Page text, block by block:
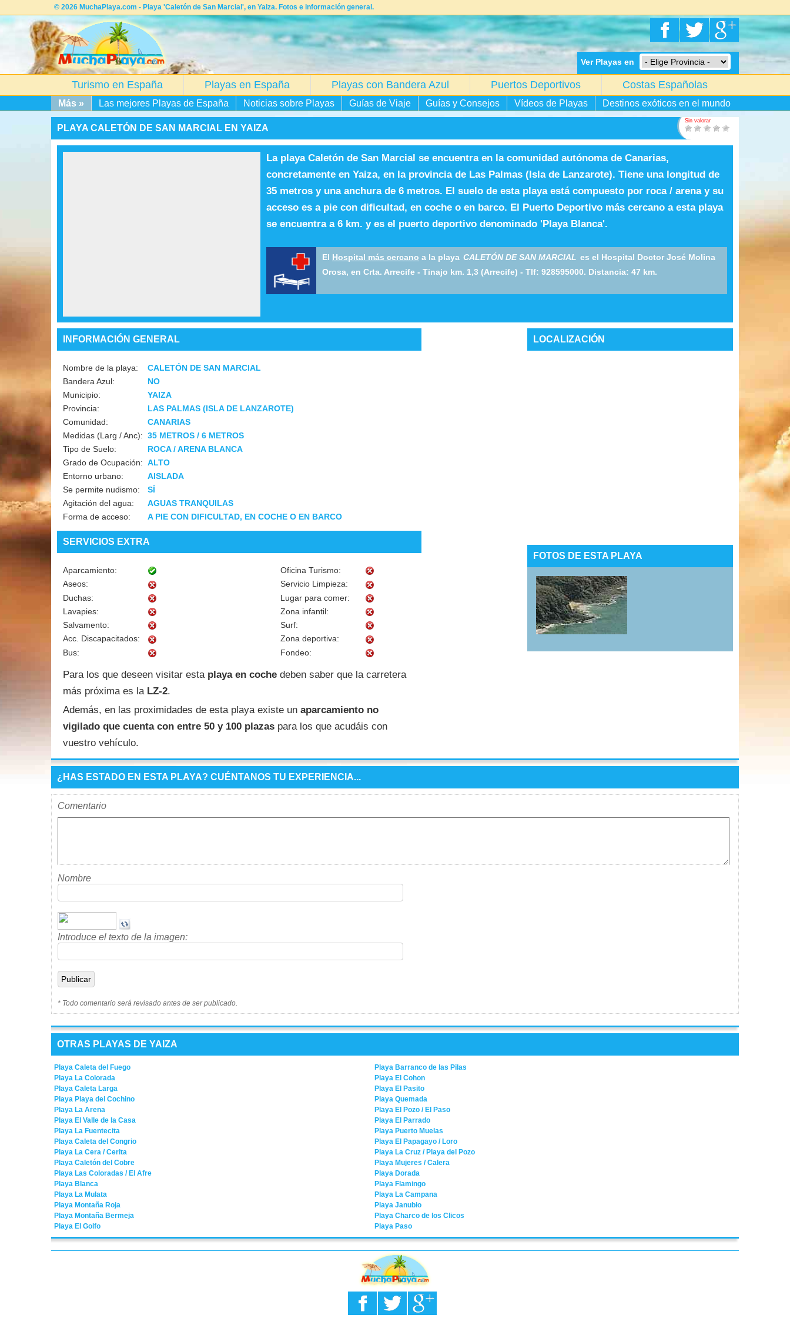
© 2026 MuchaPlaya.com - Playa 'Caletón de San Marcial', en Yaiza. Fotos e información general.
Ver Playas en
Turismo en España Playas en España Playas con Bandera Azul Puertos Deportivos Costas Españolas
Más » Las mejores Playas de España Noticias sobre Playas Guías de Viaje Guías y Consejos Vídeos de Playas Destinos exóticos en el mundo
PLAYA CALETÓN DE SAN MARCIAL EN YAIZA
Sin valorar
La playa Caletón de San Marcial se encuentra en la comunidad autónoma de Canarias,
concretamente en Yaiza, en la provincia de Las Palmas (Isla de Lanzarote). Tiene una longitud de
35 metros y una anchura de 6 metros. El suelo de esta playa está compuesto por roca / arena y su
acceso es a pie con dificultad, en coche o en barco. El Puerto Deportivo más cercano a esta playa
se encuentra a 6 km. y es el puerto deportivo denominado 'Playa Blanca'.
El Hospital más cercano a la playa CALETÓN DE SAN MARCIAL es el Hospital Doctor José Molina
Orosa, en Crta. Arrecife - Tinajo km. 1,3 (Arrecife) - Tlf: 928595000. Distancia: 47 km.
INFORMACIÓN GENERAL
Nombre de la playa:
CALETÓN DE SAN MARCIAL
Bandera Azul:
NO
Municipio:
YAIZA
Provincia:
LAS PALMAS (ISLA DE LANZAROTE)
Comunidad:
CANARIAS
Medidas (Larg / Anc): 35 METROS / 6 METROS
Tipo de Suelo:
ROCA / ARENA BLANCA
Grado de Ocupación: ALTO
Entorno urbano:
AISLADA
Se permite nudismo:
SÍ
Agitación del agua:
AGUAS TRANQUILAS
Forma de acceso:
A PIE CON DIFICULTAD, EN COCHE O EN BARCO
SERVICIOS EXTRA
Aparcamiento:
Aseos:
Duchas:
Lavapies:
Salvamento:
Acc. Discapacitados:
Bus:
Oficina Turismo:
Servicio Limpieza:
Lugar para comer:
Zona infantil:
Surf:
Zona deportiva:
Fondeo:
Para los que deseen visitar esta playa en coche deben saber que la carretera
más próxima es la LZ-2.
Además, en las proximidades de esta playa existe un aparcamiento no
vigilado que cuenta con entre 50 y 100 plazas para los que acudáis con
vuestro vehículo.
LOCALIZACIÓN
FOTOS DE ESTA PLAYA
¿HAS ESTADO EN ESTA PLAYA? CUÉNTANOS TU EXPERIENCIA...
Comentario
Nombre
Introduce el texto de la imagen:
* Todo comentario será revisado antes de ser publicado.
OTRAS PLAYAS DE YAIZA
Playa Caleta del Fuego
Playa Barranco de las Pilas
Playa La Colorada
Playa El Cohon
Playa Caleta Larga
Playa El Pasito
Playa Playa del Cochino
Playa Quemada
Playa La Arena
Playa El Pozo / El Paso
Playa El Valle de la Casa
Playa El Parrado
Playa La Fuentecita
Playa Puerto Muelas
Playa Caleta del Congrio
Playa El Papagayo / Loro
Playa La Cera / Cerita
Playa La Cruz / Playa del Pozo
Playa Caletón del Cobre
Playa Mujeres / Calera
Playa Las Coloradas / El Afre
Playa Dorada
Playa Blanca
Playa Flamingo
Playa La Mulata
Playa La Campana
Playa Montaña Roja
Playa Janubio
Playa Montaña Bermeja
Playa Charco de los Clicos
Playa El Golfo
Playa Paso